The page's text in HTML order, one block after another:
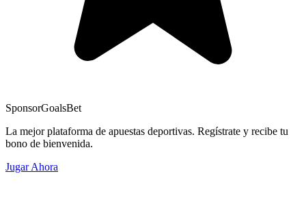
SponsorGoalsBet
La mejor plataforma de apuestas deportivas. Regístrate y recibe tu
bono de bienvenida.
Jugar Ahora